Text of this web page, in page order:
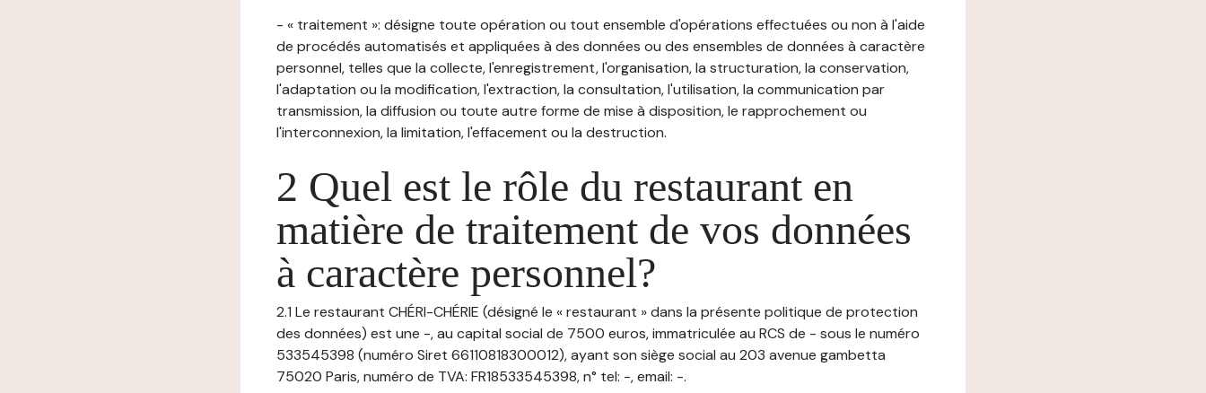
- « traitement »: désigne toute opération ou tout ensemble d'opérations effectuées ou non à l'aide
de procédés automatisés et appliquées à des données ou des ensembles de données à caractère
personnel, telles que la collecte, l'enregistrement, l'organisation, la structuration, la conservation,
l'adaptation ou la modification, l'extraction, la consultation, l'utilisation, la communication par
transmission, la diffusion ou toute autre forme de mise à disposition, le rapprochement ou
l'interconnexion, la limitation, l'effacement ou la destruction.
2 Quel est le rôle du restaurant en
matière de traitement de vos données
à caractère personnel?
2.1 Le restaurant CHÉRI-CHÉRIE (désigné le « restaurant » dans la présente politique de protection
des données) est une -, au capital social de 7500 euros, immatriculée au RCS de - sous le numéro
533545398 (numéro Siret 66110818300012), ayant son siège social au 203 avenue gambetta
75020 Paris, numéro de TVA: FR18533545398, n° tel: -, email: -.